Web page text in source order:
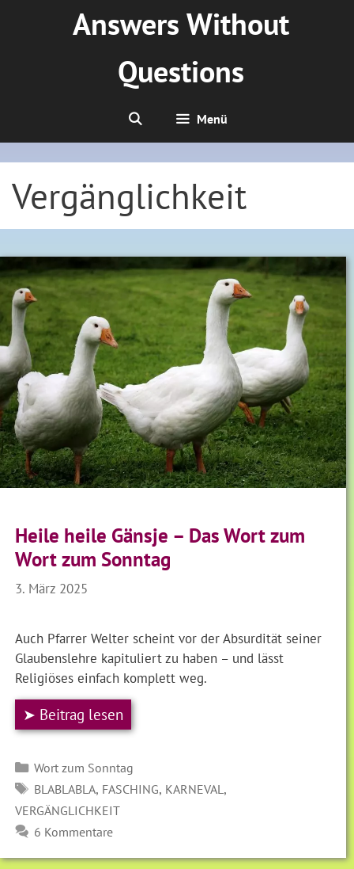
Answers Without
Questions
Menü
Vergänglichkeit
Heile heile Gänsje – Das Wort zum
Wort zum Sonntag
3. März 2025
Auch Pfarrer Welter scheint vor der Absurdität seiner
Glaubenslehre kapituliert zu haben – und lässt
Religiöses einfach komplett weg.
➤ Beitrag lesen
Kategorien
Wort zum Sonntag
SCHLAGWÖRTER
BLABLABLA, FASCHING, KARNEVAL ,
VERGÄNGLICHKEIT
6 Kommentare